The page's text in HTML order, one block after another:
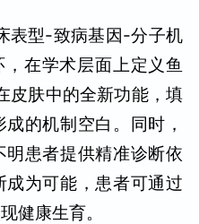
表型-致病基因-分子机
在学术层面上定义鱼
皮肤中的全新功能，填
的机制空白。同时，
患者提供精准诊断依
为可能，患者可通过
健康生育。